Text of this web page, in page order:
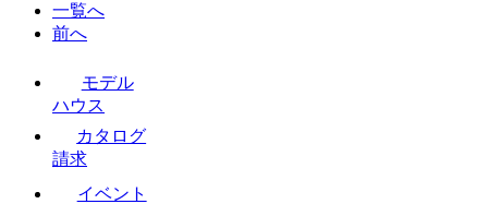
一覧へ
前へ
モデル
ハウス
カタログ
請求
イベント